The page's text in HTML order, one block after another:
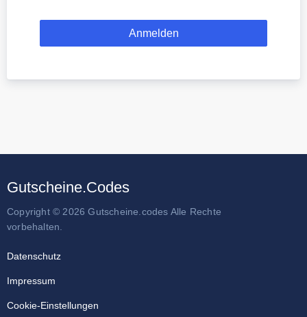
Gutscheine.Codes
Copyright © 2026 Gutscheine.codes Alle Rechte
vorbehalten.
Datenschutz
Impressum
Cookie-Einstellungen